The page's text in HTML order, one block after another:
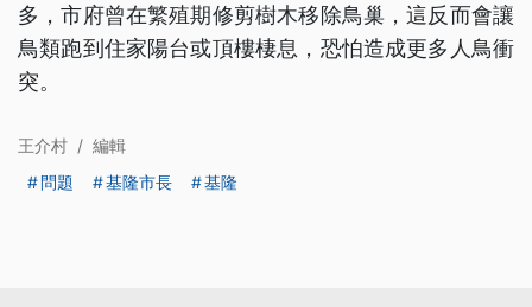
多，市府曾在繁殖期修剪樹木移除鳥巢，這反而會讓
鳥類跑到住家陽台或頂樓棲息，恐怕造成更多人鳥衝
突。
王介村 / 編輯
問題
基隆市長 基隆